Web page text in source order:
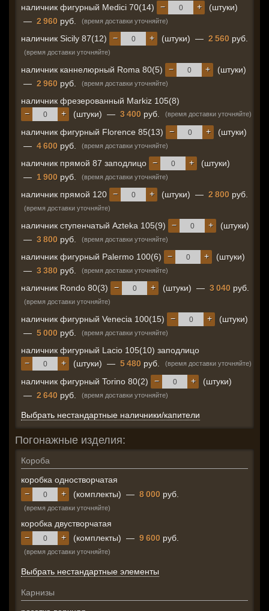
наличник фигурный Medici 70(14) +
−
(штуки)
— 2 960 руб. (время доставки уточняйте)
наличник Sicily 87(12) +
− (штуки) — 2 560 руб.
(время доставки уточняйте)
наличник каннелюрный Roma 80(5) +
−
(штуки)
— 2 960 руб. (время доставки уточняйте)
наличник фрезерованный Markiz 105(8)
+
− (штуки) — 3 400 руб. (время доставки уточняйте)
наличник фигурный Florence 85(13) +
−
(штуки)
— 4 600 руб. (время доставки уточняйте)
наличник прямой 87 заподлицо +
−
(штуки)
— 1 900 руб. (время доставки уточняйте)
наличник прямой 120 +
− (штуки) — 2 800 руб.
(время доставки уточняйте)
наличник ступенчатый Azteka 105(9) +
−
(штуки)
— 3 800 руб. (время доставки уточняйте)
наличник фигурный Palermo 100(6) +
−
(штуки)
— 3 380 руб. (время доставки уточняйте)
наличник Rondo 80(3) +
− (штуки) — 3 040 руб.
(время доставки уточняйте)
наличник фигурный Venecia 100(15) +
−
(штуки)
— 5 000 руб. (время доставки уточняйте)
наличник фигурный Lacio 105(10) заподлицо
+
− (штуки) — 5 480 руб. (время доставки уточняйте)
наличник фигурный Torino 80(2) +
−
(штуки)
— 2 640 руб. (время доставки уточняйте)
Выбрать нестандартные наличники/капители
Погонажные изделия:
Короба
коробка одностворчатая
+
− (комплекты) — 8 000 руб.
(время доставки уточняйте)
коробка двустворчатая
+
− (комплекты) — 9 600 руб.
(время доставки уточняйте)
Выбрать нестандартные элементы
Карнизы